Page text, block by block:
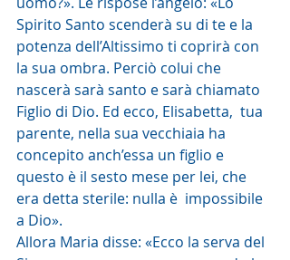
Spirito Santo scenderà su di te e la
potenza dell’Altissimo ti coprirà con
la sua ombra. Perciò colui che
nascerà sarà santo e sarà chiamato
Figlio di Dio. Ed ecco, Elisabetta,  tua
parente, nella sua vecchiaia ha
concepito anch’essa un figlio e
questo è il sesto mese per lei, che
era detta sterile: nulla è  impossibile
a Dio».
Allora Maria disse: «Ecco la serva del